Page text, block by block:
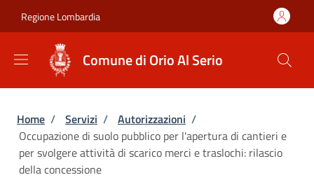
Regione Lombardia
Comune di Orio Al Serio
Briciole di pane
Home / Servizi / Autorizzazioni /
Occupazione di suolo pubblico per l'apertura di cantieri e
per svolgere attività di scarico merci e traslochi: rilascio
della concessione